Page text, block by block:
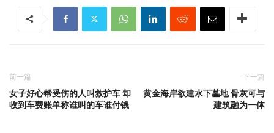
前一篇
女子好心帮受伤的人叫救护车 却
收到车费账单称谁叫的车谁付钱
下一篇
黄金海岸欲建水下墓地 骨灰可与
建筑融为一体